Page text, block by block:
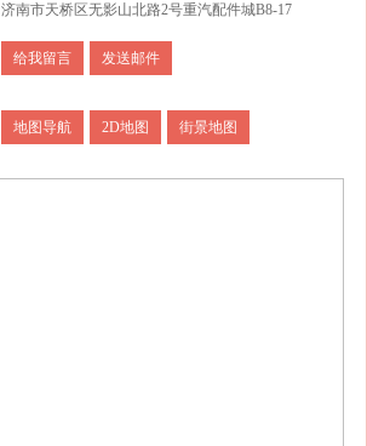
济南市天桥区无影山北路2号重汽配件城B8-17
给我留言 发送邮件
地图导航 2D地图 街景地图